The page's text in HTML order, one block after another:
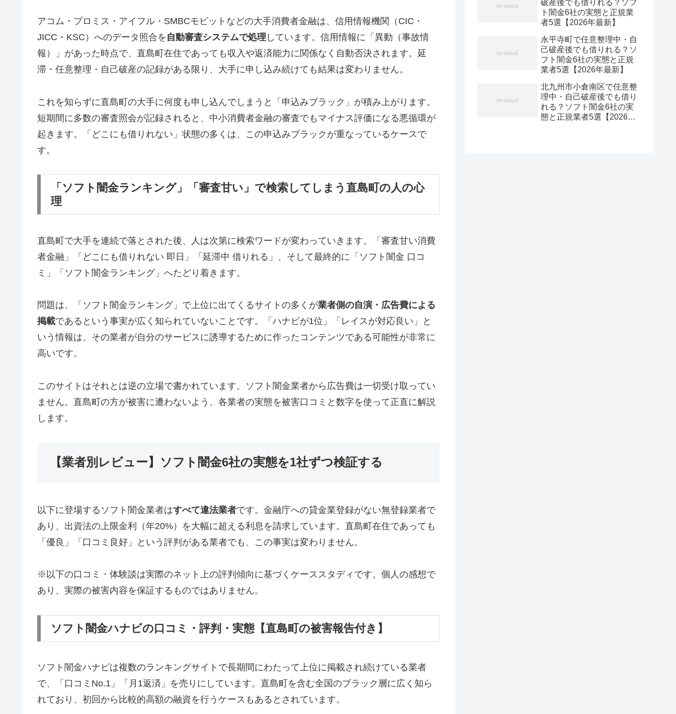
アコム・プロミス・アイフル・SMBCモビットなどの大手消費者金融は、信用情報機関（CIC・
JICC・KSC）へのデータ照合を 自動審査システムで処理 しています。信用情報に「異動（事故情
報）」があった時点で、直島町在住であっても収入や返済能力に関係なく自動否決されます。延
滞・任意整理・自己破産の記録がある限り、大手に申し込み続けても結果は変わりません。
これを知らずに直島町の大手に何度も申し込んでしまうと「申込みブラック」が積み上がります。
短期間に多数の審査照会が記録されると、中小消費者金融の審査でもマイナス評価になる悪循環が
起きます。「どこにも借りれない」状態の多くは、この申込みブラックが重なっているケースで
す。
「ソフト闇金ランキング」「審査甘い」で検索してしまう直島町の人の心
理
直島町で大手を連続で落とされた後、人は次第に検索ワードが変わっていきます。「審査甘い消費
者金融」「どこにも借りれない 即日」「延滞中 借りれる」、そして最終的に「ソフト闇金 口コ
ミ」「ソフト闇金ランキング」へたどり着きます。
問題は、「ソフト闇金ランキング」で上位に出てくるサイトの多くが業者側の自演・広告費による
掲載であるという事実が広く知られていないことです。「ハナビが1位」「レイスが対応良い」と
いう情報は、その業者が自分のサービスに誘導するために作ったコンテンツである可能性が非常に
高いです。
このサイトはそれとは逆の立場で書かれています。ソフト闇金業者から広告費は一切受け取ってい
ません。直島町の方が被害に遭わないよう、各業者の実態を被害口コミと数字を使って正直に解説
します。
【業者別レビュー】ソフト闇金6社の実態を1社ずつ検証する
以下に登場するソフト闇金業者はすべて違法業者です。金融庁への貸金業登録がない無登録業者で
あり、出資法の上限金利（年20%）を大幅に超える利息を請求しています。直島町在住であっても
「優良」「口コミ良好」という評判がある業者でも、この事実は変わりません。
※以下の口コミ・体験談は実際のネット上の評判傾向に基づくケーススタディです。個人の感想で
あり、実際の被害内容を保証するものではありません。
ソフト闇金ハナビの口コミ・評判・実態【直島町の被害報告付き】
ソフト闇金ハナビは複数のランキングサイトで長期間にわたって上位に掲載され続けている業者
で、「口コミNo.1」「月1返済」を売りにしています。直島町を含む全国のブラック層に広く知ら
れており、初回から比較的高額の融資を行うケースもあるとされています。
破産後でも借りれる？ソフ
ト闇金6社の実態と正規業
者5選【2026年最新】
永平寺町で任意整理中・自
己破産後でも借りれる？ソ
フト闇金6社の実態と正規
業者5選【2026年最新】
北九州市小倉南区で任意整
理中・自己破産後でも借り
れる？ソフト闇金6社の実
態と正規業者5選【2026年